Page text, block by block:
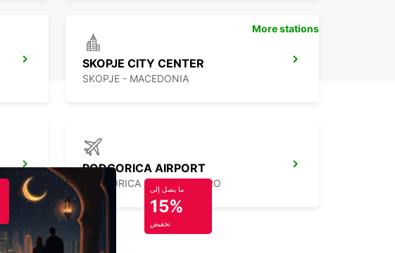
SKOPJE CITY CENTER
SKOPJE - MACEDONIA
PODGORICA AIRPORT
PODGORICA - MONTENEGRO
More stations
ما يصل إلى
15%
تخفيض